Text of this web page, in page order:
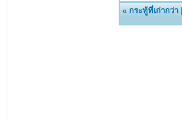
«กระทู้ที่เก่ากว่า